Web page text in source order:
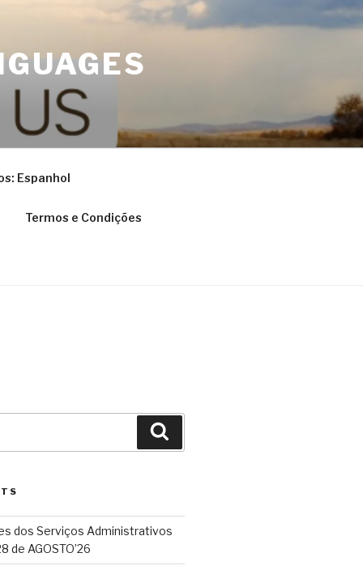
Espanhol
Termos e Condições
dos Serviços Administrativos
de AGOSTO’26